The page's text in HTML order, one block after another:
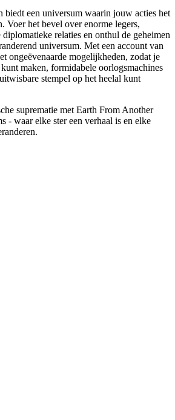
biedt een universum waarin jouw acties het
Voer het bevel over enorme legers,
relaties en onthul de geheimen
universum. Met een account van
ongeëvenaarde mogelijkheden, zodat je
maken, formidabele oorlogsmachines
stempel op het heelal kunt
suprematie met Earth From Another
- waar elke ster een verhaal is en elke